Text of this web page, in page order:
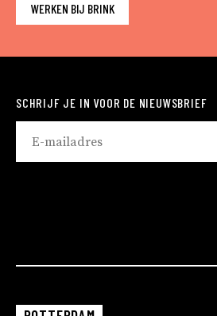
WERKEN BIJ BRINK
SCHRIJF JE IN VOOR DE NIEUWSBRIEF